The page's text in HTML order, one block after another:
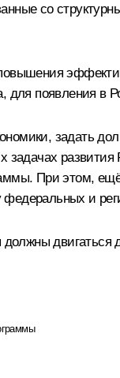
со
для появления в
задать
При этом,
и